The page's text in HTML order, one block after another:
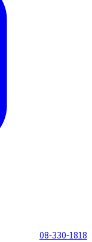
08-330-1818